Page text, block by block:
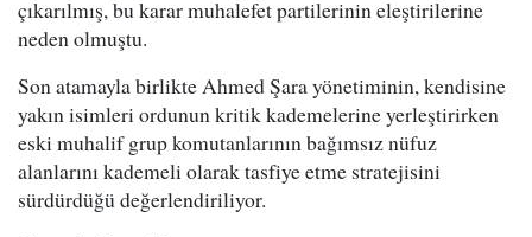
çıkarılmış, bu karar muhalefet partilerinin eleştirilerine
neden olmuştu.
Son atamayla birlikte Ahmed Şara yönetiminin, kendisine
yakın isimleri ordunun kritik kademelerine yerleştirirken
eski muhalif grup komutanlarının bağımsız nüfuz
alanlarını kademeli olarak tasfiye etme stratejisini
sürdürdüğü değerlendiriliyor.